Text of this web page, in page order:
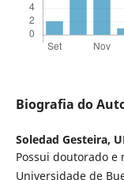
Biografia do
Soledad Gesteira,
Possui doutorado e
Universidade de